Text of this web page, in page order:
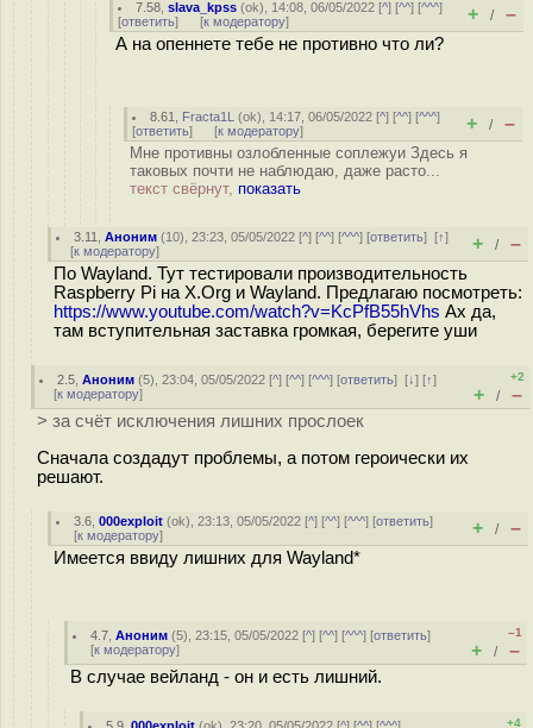
7.58 ,slava_kpss (ok), 14:08, 06/05/2022 [^] [^^] [^^^]
[ответить] [к модератору] + / –
А на опеннете тебе не противно что ли?
8.61 Fracta1L (ok), 14:17, 06/05/2022 [^] [^^] [^^^]
[ответить] [к модератору] + / –
Мне противны озлобленные соплежуи Здесь я
таковых почти не наблюдаю, даже расто...
текст свёрнут, показать
3.11 ,Аноним (10), 23:23, 05/05/2022 [^] [^^] [^^^] [ответить][↑]
[к модератору] + / –
По Wayland. Тут тестировали производительность
Raspberry Pi на X.Org и Wayland. Предлагаю посмотреть:
https://www.youtube.com/watch?v=KcPfB55hVhs Ах да,
там вступительная заставка громкая, берегите уши
2.5 ,Аноним (5), 23:04, 05/05/2022 [^] [^^] [^^^] [ответить][↓] [↑]
[к модератору]
+2
+ / –
> за счёт исключения лишних прослоек
Сначала создадут проблемы, а потом героически их
решают.
3.6 ,000exploit (ok), 23:13, 05/05/2022 [^] [^^] [^^^] [ответить]
[к модератору] + / –
Имеется ввиду лишних для Wayland*
4.7 ,Аноним (5), 23:15, 05/05/2022 [^] [^^] [^^^] [ответить]
[к модератору]
–1
+ / –
В случае вейланд - он и есть лишний.
+4